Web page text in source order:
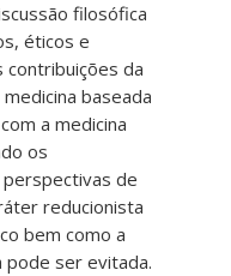
filosófica
éticos e
contribuições da
baseada
a medicina
os
de
reducionista
bem como a
pode ser evitada.